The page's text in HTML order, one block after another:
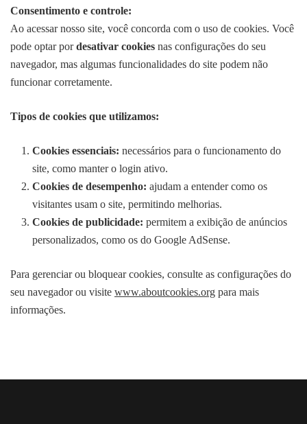
Consentimento e controle:
Ao acessar nosso site, você concorda com o uso de cookies. Você
pode optar pordesativar cookies nas configurações do seu
navegador, mas algumas funcionalidades do site podem não
funcionar corretamente.
Tipos de cookies que utilizamos:
Cookies essenciais: necessários para o funcionamento do
site, como manter o login ativo.
Cookies de desempenho: ajudam a entender como os
visitantes usam o site, permitindo melhorias.
Cookies de publicidade: permitem a exibição de anúncios
personalizados, como os do Google AdSense.
Para gerenciar ou bloquear cookies, consulte as configurações do
seu navegador ou visite www.aboutcookies.org para mais
informações.